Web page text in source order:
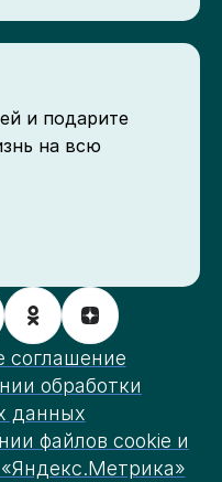
и подарите
на всю
соглашение
обработки
данных
файлов cookie и